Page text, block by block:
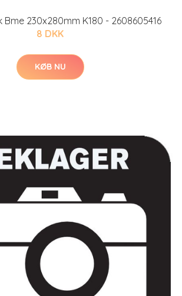
Bme 230x280mm K180 - 2608605416
8 DKK
KØB NU